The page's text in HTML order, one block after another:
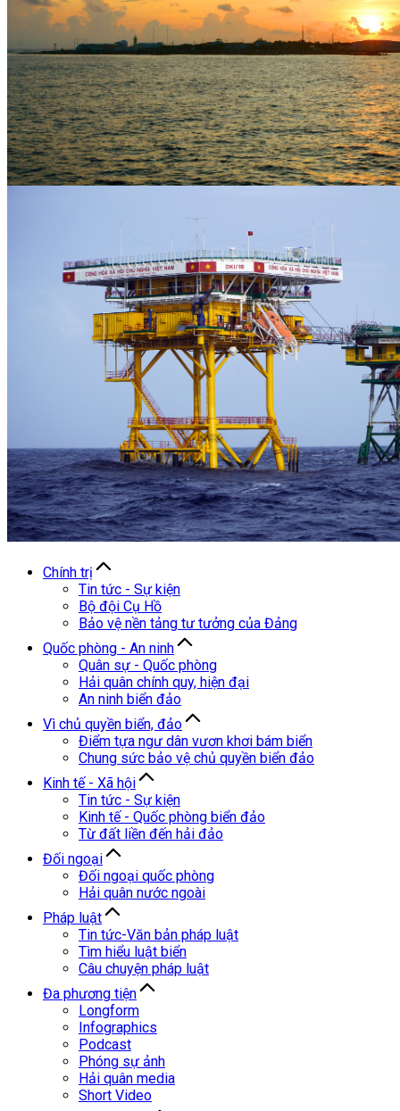
Chính trị
Tin tức - Sự kiện
Bộ đội Cụ Hồ
Bảo vệ nền tảng tư tưởng của Đảng
Quốc phòng - An ninh
Quân sự - Quốc phòng
Hải quân chính quy, hiện đại
An ninh biển đảo
Vì chủ quyền biển, đảo
Điểm tựa ngư dân vươn khơi bám biển
Chung sức bảo vệ chủ quyền biển đảo
Kinh tế - Xã hội
Tin tức - Sự kiện
Kinh tế - Quốc phòng biển đảo
Từ đất liền đến hải đảo
Đối ngoại
Đối ngoại quốc phòng
Hải quân nước ngoài
Pháp luật
Tin tức-Văn bản pháp luật
Tìm hiểu luật biển
Câu chuyện pháp luật
Đa phương tiện
Longform
Infographics
Podcast
Phóng sự ảnh
Hải quân media
Short Video